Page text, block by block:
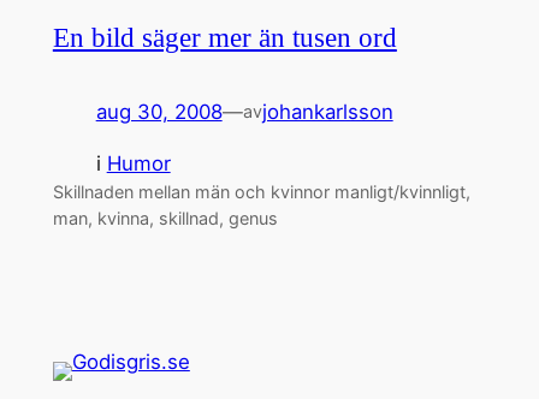
En bild säger mer än tusen ord
aug 30, 2008—avjohankarlsson
i Humor
Skillnaden mellan män och kvinnor manligt/kvinnligt,
man, kvinna, skillnad, genus